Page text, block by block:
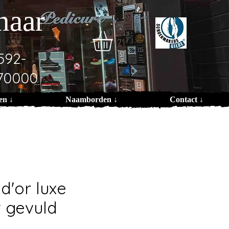
↓ Naamborden ↓ Contact ↓
luxe